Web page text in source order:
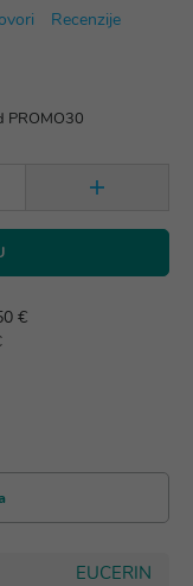
Recenzije
PROMO30
€
EUCERIN